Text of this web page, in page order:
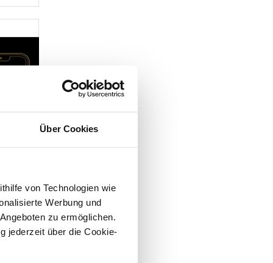
Über Cookies
von Technologien wie
Werbung und
zu ermöglichen.
jederzeit über die Cookie-